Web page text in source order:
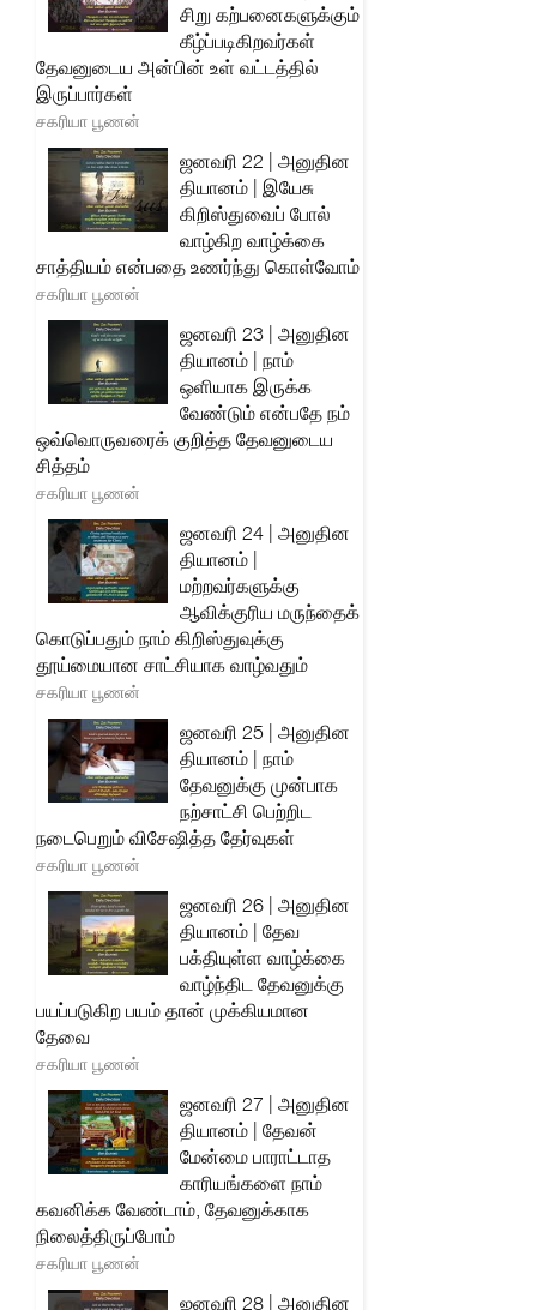
சிறு கற்பனைகளுக்கும்
கீழ்ப்படிகிறவர்கள்
தேவனுடைய அன்பின் உள் வட்டத்தில்
இருப்பார்கள்
சகரியா பூணன்
ஜனவரி 22 | அனுதின
தியானம் | இயேசு
கிறிஸ்துவைப் போல்
வாழ்கிற வாழ்க்கை
சாத்தியம் என்பதை உணர்ந்து கொள்வோம்
சகரியா பூணன்
ஜனவரி 23 | அனுதின
தியானம் | நாம்
ஒளியாக இருக்க
வேண்டும் என்பதே நம்
ஒவ்வொருவரைக் குறித்த தேவனுடைய
சித்தம்
சகரியா பூணன்
ஜனவரி 24 | அனுதின
தியானம் |
மற்றவர்களுக்கு
ஆவிக்குரிய மருந்தைக்
கொடுப்பதும் நாம் கிறிஸ்துவுக்கு
தூய்மையான சாட்சியாக வாழ்வதும்
சகரியா பூணன்
ஜனவரி 25 | அனுதின
தியானம் | நாம்
தேவனுக்கு முன்பாக
நற்சாட்சி பெற்றிட
நடைபெறும் விசேஷித்த தேர்வுகள்
சகரியா பூணன்
ஜனவரி 26 | அனுதின
தியானம் | தேவ
பக்தியுள்ள வாழ்க்கை
வாழ்ந்திட தேவனுக்கு
பயப்படுகிற பயம் தான் முக்கியமான
தேவை
சகரியா பூணன்
ஜனவரி 27 | அனுதின
தியானம் | தேவன்
மேன்மை பாராட்டாத
காரியங்களை நாம்
கவனிக்க வேண்டாம், தேவனுக்காக
நிலைத்திருப்போம்
சகரியா பூணன்
ஜனவரி 28 | அனுதின